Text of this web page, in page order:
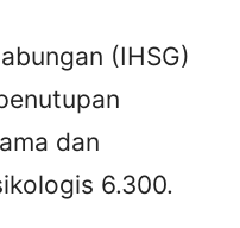
(IHSG)
dan
6.300.